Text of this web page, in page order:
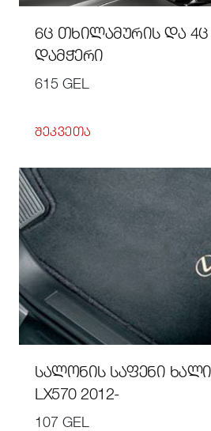
6Ც ᲗᲮᲘᲚᲐᲛᲣᲠᲘᲡ ᲓᲐ
ᲓᲐᲛᲭᲔᲠᲘ
615 GEL
ᲨᲔᲙᲕᲔᲗᲐ
ᲡᲐᲚᲝᲜᲘᲡ ᲡᲐᲤᲔᲜᲘ
LX570 2012-
107 GEL